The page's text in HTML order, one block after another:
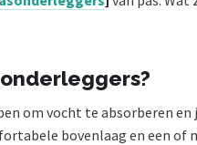
om vocht te absorberen
bovenlaag en een